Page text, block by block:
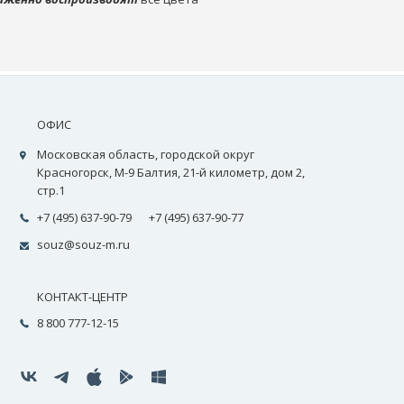
ОФИС
Московская область, городской округ
Красногорск, М-9 Балтия, 21-й километр, дом 2,
стр.1
+7 (495) 637-90-79
+7 (495) 637-90-77
souz@souz-m.ru
КОНТАКТ-ЦЕНТР
8 800 777-12-15